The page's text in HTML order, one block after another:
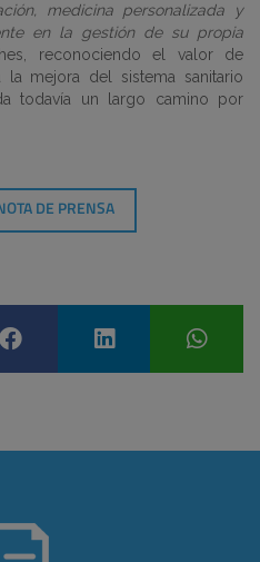
medicina personalizada y
en la gestión de su propia
reconociendo el valor de
la mejora del sistema sanitario
todavía un largo camino por
DE PRENSA